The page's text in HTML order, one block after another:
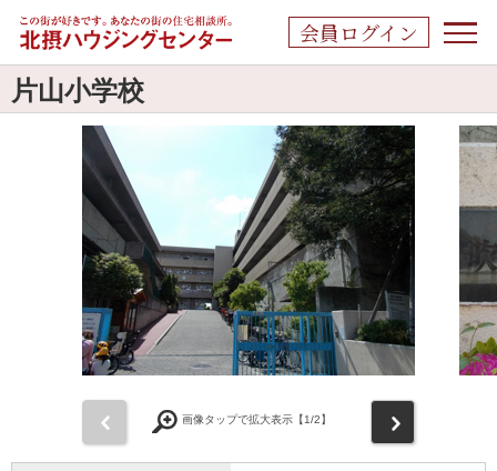
会員ログイン
片山小学校
画像タップで拡大表示【1/2】